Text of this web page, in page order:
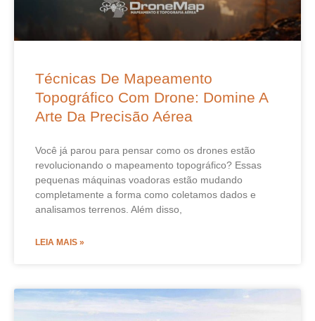
Técnicas De Mapeamento
Topográfico Com Drone: Domine A
Arte Da Precisão Aérea
Você já parou para pensar como os drones estão
revolucionando o mapeamento topográfico? Essas
pequenas máquinas voadoras estão mudando
completamente a forma como coletamos dados e
analisamos terrenos. Além disso,
LEIA MAIS »